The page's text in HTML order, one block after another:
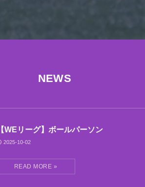
NEWS
【WEリーグ】ボールパーソン
2025-10-02